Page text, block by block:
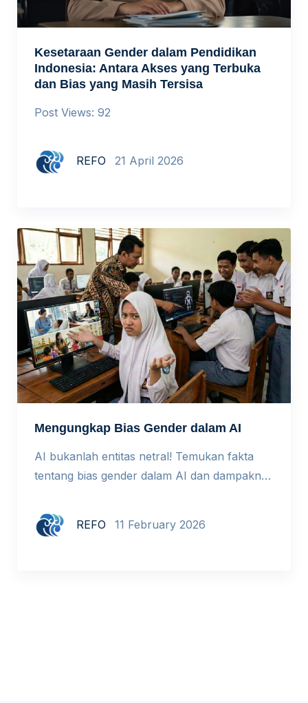
Kesetaraan Gender dalam Pendidikan
Indonesia: Antara Akses yang Terbuka
dan Bias yang Masih Tersisa
Post Views: 92
REFO 21 April 2026
Mengungkap Bias Gender dalam AI
AI bukanlah entitas netral! Temukan fakta
tentang bias gender dalam AI dan dampaknya
Februari dunia memperingati International
Day of Women and Girls in Science. Tema
REFO 11 February 2026